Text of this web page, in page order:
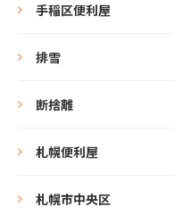
手稲区便利屋
排雪
断捨離
札幌便利屋
札幌市中央区